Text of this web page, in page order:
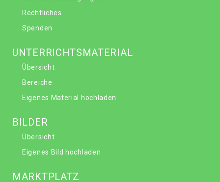
Rechtliches
Spenden
UNTERRICHTSMATERIAL
Übersicht
Bereiche
Eigenes Material hochladen
BILDER
Übersicht
Eigenes Bild hochladen
MARKTPLATZ